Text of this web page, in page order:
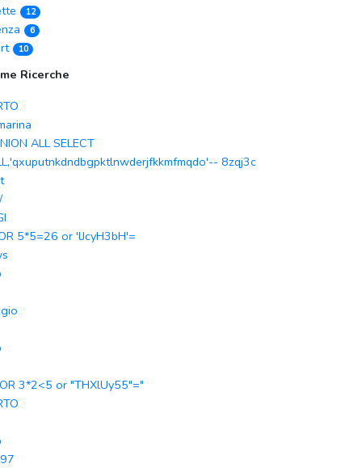
12
6
10
Ricerche
ALL SELECT
8zqj3c
5*5=26 or 'lJcyH3bH'=
3*2<5 or "THXlUy55"="